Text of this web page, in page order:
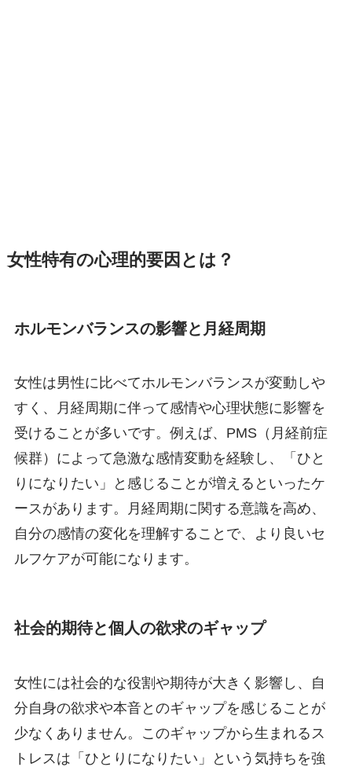
女性特有の心理的要因とは？
ホルモンバランスの影響と月経周期
女性は男性に比べてホルモンバランスが変動しや
すく、月経周期に伴って感情や心理状態に影響を
受けることが多いです。例えば、PMS（月経前症
候群）によって急激な感情変動を経験し、「ひと
りになりたい」と感じることが増えるといったケ
ースがあります。月経周期に関する意識を高め、
自分の感情の変化を理解することで、より良いセ
ルフケアが可能になります。
社会的期待と個人の欲求のギャップ
女性には社会的な役割や期待が大きく影響し、自
分自身の欲求や本音とのギャップを感じることが
少なくありません。このギャップから生まれるス
トレスは「ひとりになりたい」という気持ちを強